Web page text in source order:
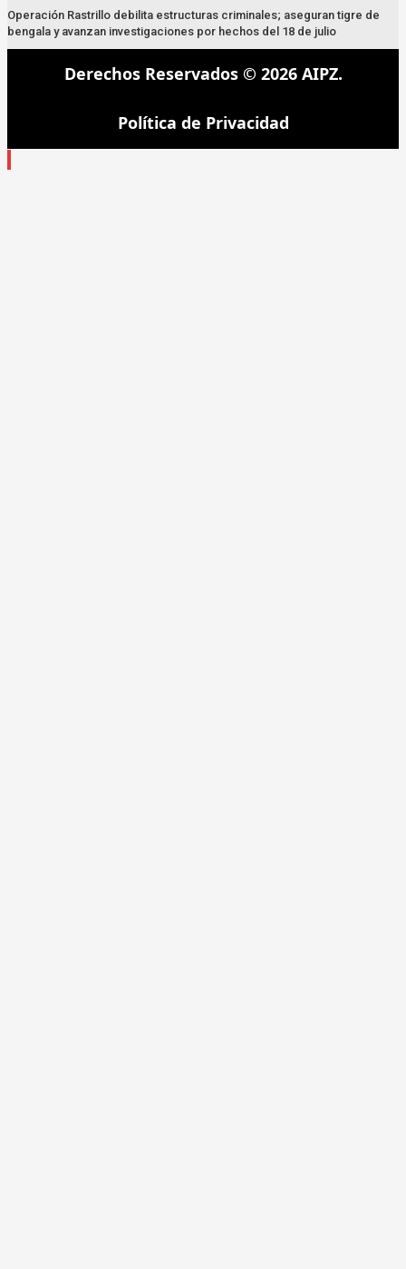
Operación Rastrillo debilita estructuras criminales; aseguran tigre de
bengala y avanzan investigaciones por hechos del 18 de julio
Derechos Reservados © 2026 AIPZ.
Política de Privacidad